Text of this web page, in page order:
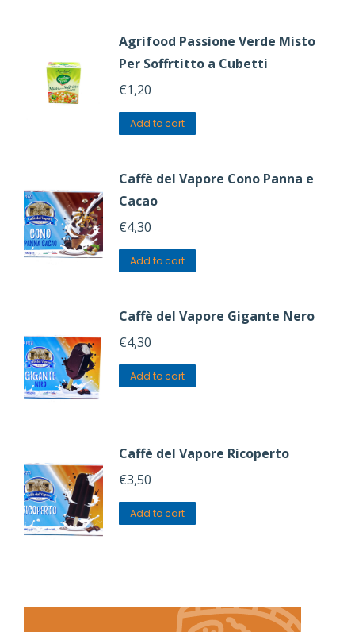
Agrifood Passione Verde Misto
Per Soffrtitto a Cubetti
€1,20
Add to cart
Caffè del Vapore Cono Panna e
Cacao
€4,30
Add to cart
Caffè del Vapore Gigante Nero
€4,30
Add to cart
Caffè del Vapore Ricoperto
€3,50
Add to cart